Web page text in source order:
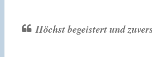
Höchst begeistert und